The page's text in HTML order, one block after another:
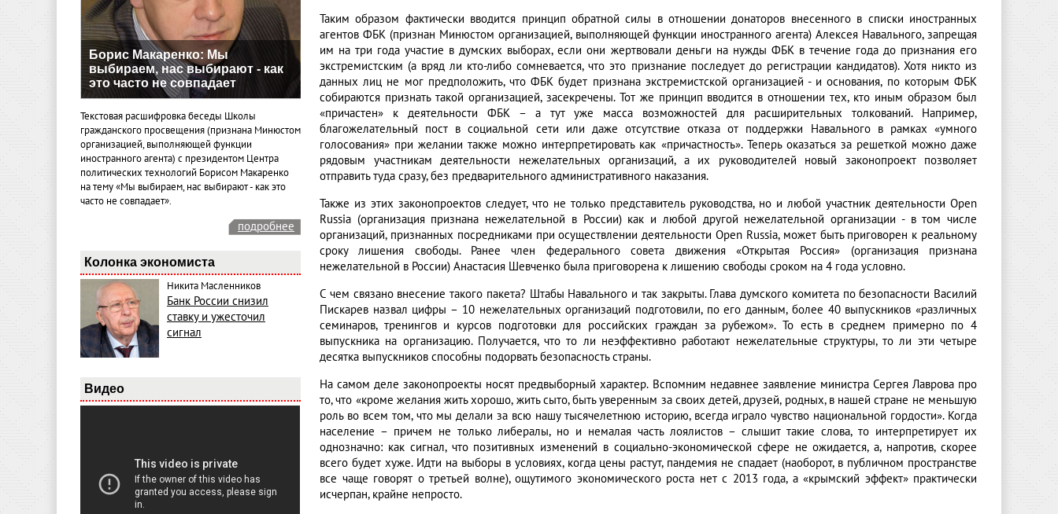
Борис Макаренко: Мы
выбираем, нас выбирают - как
это часто не совпадает
Текстовая расшифровка беседы Школы
гражданского просвещения (признана Минюстом
организацией, выполняющей функции
иностранного агента) с президентом Центра
политических технологий Борисом Макаренко
на тему «Мы выбираем, нас выбирают - как это
часто не совпадает».
подробнее
Колонка экономиста
Никита Масленников
Банк России снизил
ставку и ужесточил
сигнал
Видео
Таким образом фактически вводится принцип обратной силы в отношении донаторов внесенного в списки иностранных
агентов ФБК (признан Минюстом организацией, выполняющей функции иностранного агента) Алексея Навального, запрещая
им на три года участие в думских выборах, если они жертвовали деньги на нужды ФБК в течение года до признания его
экстремистским (а вряд ли кто-либо сомневается, что это признание последует до регистрации кандидатов). Хотя никто из
данных лиц не мог предположить, что ФБК будет признана экстремистской организацией - и основания, по которым ФБК
собираются признать такой организацией, засекречены. Тот же принцип вводится в отношении тех, кто иным образом был
«причастен» к деятельности ФБК – а тут уже масса возможностей для расширительных толкований. Например,
благожелательный пост в социальной сети или даже отсутствие отказа от поддержки Навального в рамках «умного
голосования» при желании также можно интерпретировать как «причастность». Теперь оказаться за решеткой можно даже
рядовым участникам деятельности нежелательных организаций, а их руководителей новый законопроект позволяет
отправить туда сразу, без предварительного административного наказания.
Также из этих законопроектов следует, что не только представитель руководства, но и любой участник деятельности Open
Russia (организация признана нежелательной в России) как и любой другой нежелательной организации - в том числе
организаций, признанных посредниками при осуществлении деятельности Open Russia, может быть приговорен к реальному
сроку лишения свободы. Ранее член федерального совета движения «Открытая Россия» (организация признана
нежелательной в России) Анастасия Шевченко была приговорена к лишению свободы сроком на 4 года условно.
С чем связано внесение такого пакета? Штабы Навального и так закрыты. Глава думского комитета по безопасности Василий
Пискарев назвал цифры – 10 нежелательных организаций подготовили, по его данным, более 40 выпускников «различных
семинаров, тренингов и курсов подготовки для российских граждан за рубежом». То есть в среднем примерно по 4
выпускника на организацию. Получается, что то ли неэффективно работают нежелательные структуры, то ли эти четыре
десятка выпускников способны подорвать безопасность страны.
На самом деле законопроекты носят предвыборный характер. Вспомним недавнее заявление министра Сергея Лаврова про
то, что «кроме желания жить хорошо, жить сыто, быть уверенным за своих детей, друзей, родных, в нашей стране не меньшую
роль во всем том, что мы делали за всю нашу тысячелетнюю историю, всегда играло чувство национальной гордости». Когда
население – причем не только либералы, но и немалая часть лоялистов – слышит такие слова, то интерпретирует их
однозначно: как сигнал, что позитивных изменений в социально-экономической сфере не ожидается, а, напротив, скорее
всего будет хуже. Идти на выборы в условиях, когда цены растут, пандемия не спадает (наоборот, в публичном пространстве
все чаще говорят о третьей волне), ощутимого экономического роста нет с 2013 года, а «крымский эффект» практически
исчерпан, крайне непросто.